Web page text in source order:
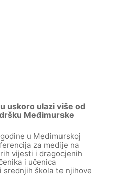
uskoro ulazi više od
Međimurske
u Međimurskoj
za medije na
vijesti i dragocjenih
i učenica
srednjih škola te njihove